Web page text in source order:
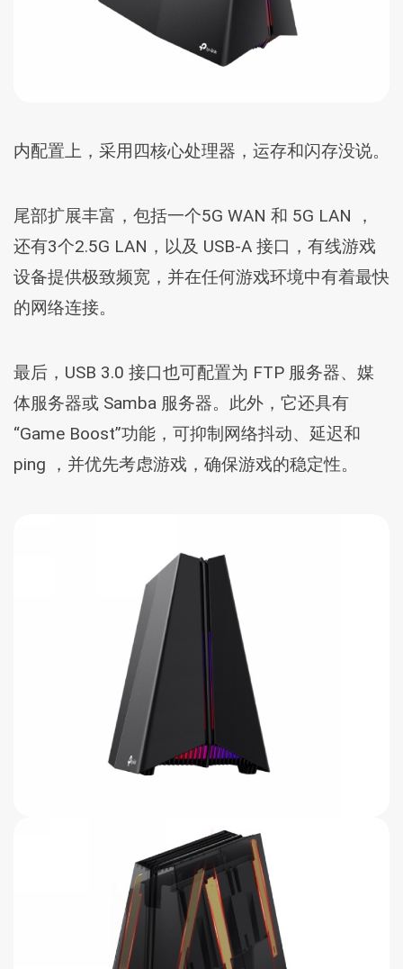
内配置上，采用四核心处理器，运存和闪存没说。
尾部扩展丰富，包括一个5G WAN 和 5G LAN ，
还有3个2.5G LAN，以及 USB-A 接口，有线游戏
设备提供极致频宽，并在任何游戏环境中有着最快
的网络连接。
最后，USB 3.0 接口也可配置为 FTP 服务器、媒
体服务器或 Samba 服务器。此外，它还具有
“Game Boost”功能，可抑制网络抖动、延迟和
ping ，并优先考虑游戏，确保游戏的稳定性。